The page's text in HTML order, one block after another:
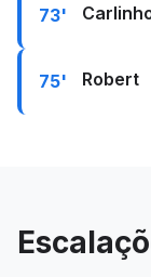
73'
75' Robert